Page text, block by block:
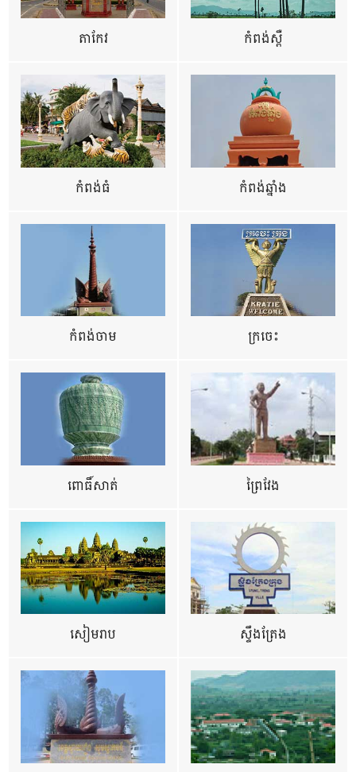
តាកែវ កំពង់ស្ពឺ
កំពង់ធំ កំពង់ឆ្នាំង
កំពង់ចាម ក្រចេះ
ពោធិ៍សាត់ ព្រៃវែង
សៀមរាប ស្ទឹងត្រែង